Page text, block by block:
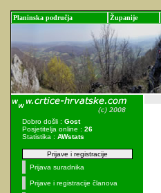
Planinska područja Županije
Dobro došli : Gost
Posjetitelja online : 26
Statistika : AWstats
Prijave i registracije
Prijava suradnika
Prijave i registracije članova